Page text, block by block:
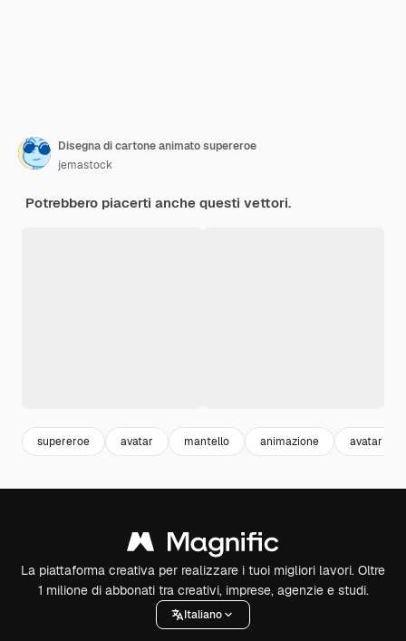
Disegna di cartone animato supereroe
jemastock
Potrebbero piacerti anche questi vettori.
supereroe avatar mantello animazione avatar
La piattaforma creativa per realizzare i tuoi migliori lavori. Oltre
1 milione di abbonati tra creativi, imprese, agenzie e studi.
Italiano